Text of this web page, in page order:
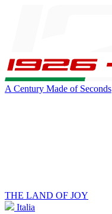
A Century Made of Seconds
THE LAND OF JOY
Italia